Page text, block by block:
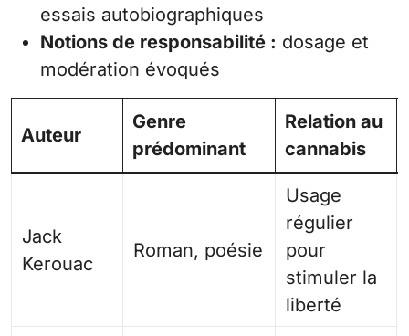
essais autobiographiques
Notions de responsabilité : dosage et
modération évoqués
Auteur
Genre
prédominant
Relation au
cannabis
Jack
Kerouac
Roman, poésie
Usage
régulier
pour
stimuler la
liberté